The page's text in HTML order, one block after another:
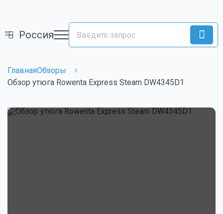
Россия
ГлавнаяОбзоры
Обзор утюга Rowenta Express Steam DW4345D1